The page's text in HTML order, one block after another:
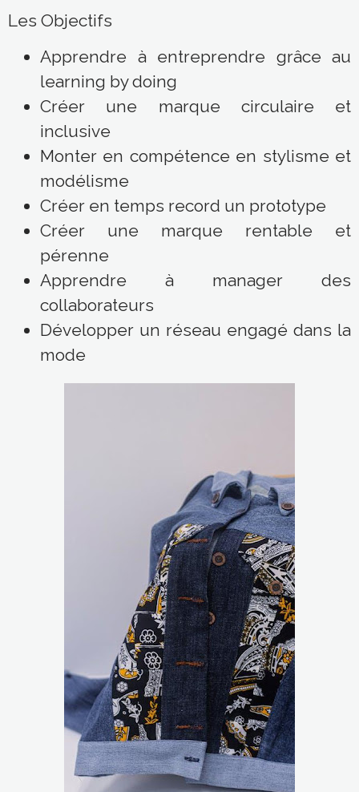
Les Objectifs
Apprendre à entreprendre grâce au
learning by doing
Créer une marque circulaire et
inclusive
Monter en compétence en stylisme et
modélisme
Créer en temps record un prototype
Créer une marque rentable et
pérenne
Apprendre à manager des
collaborateurs
Développer un réseau engagé dans la
mode